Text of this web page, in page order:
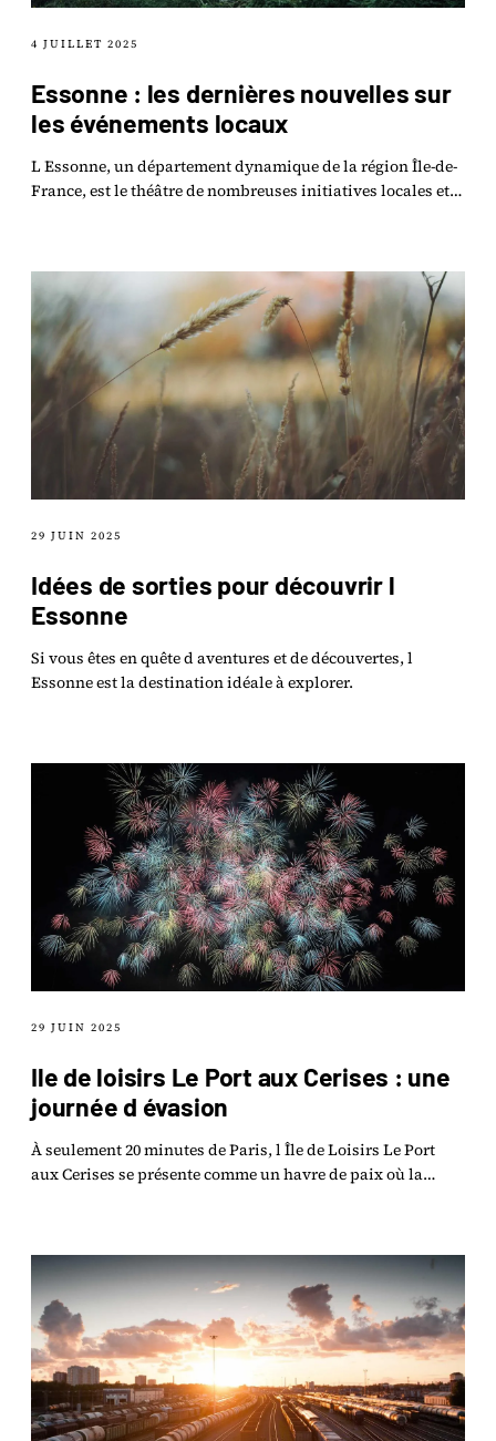
4 JUILLET 2025
Essonne : les dernières nouvelles sur
les événements locaux
L Essonne, un département dynamique de la région Île-de-
France, est le théâtre de nombreuses initiatives locales et
29 JUIN 2025
Idées de sorties pour découvrir l
Essonne
Si vous êtes en quête d aventures et de découvertes, l
Essonne est la destination idéale à explorer.
29 JUIN 2025
Ile de loisirs Le Port aux Cerises : une
journée d évasion
À seulement 20 minutes de Paris, l Île de Loisirs Le Port
aux Cerises se présente comme un havre de paix où la